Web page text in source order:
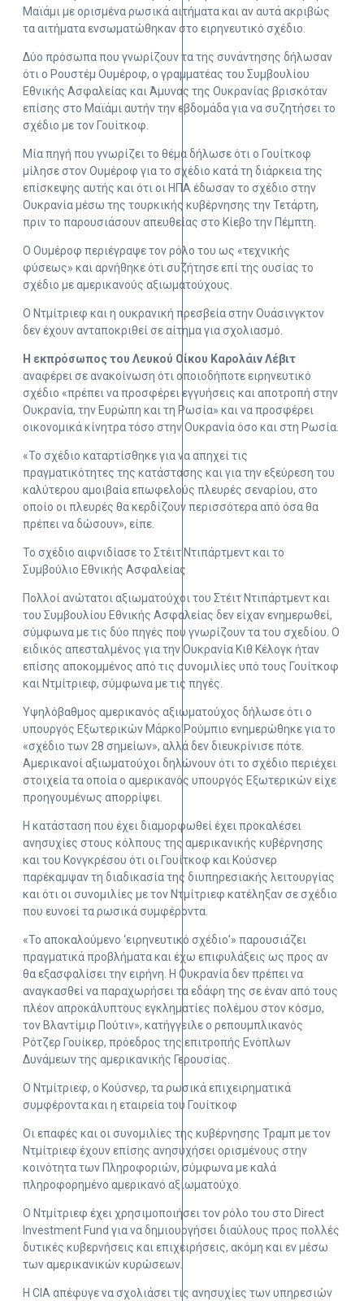
Μαϊάμι με ορισμένα ρωσικά αιτήματα και αν αυτά ακριβώς
τα αιτήματα ενσωματώθηκαν στο ειρηνευτικό σχέδιο.
Δύο πρόσωπα που γνωρίζουν τα της συνάντησης δήλωσαν
ότι ο Ρουστέμ Ουμέροφ, ο γραμματέας του Συμβουλίου
Εθνικής Ασφαλείας και Άμυνας της Ουκρανίας βρισκόταν
επίσης στο Μαϊάμι αυτήν την εβδομάδα για να συζητήσει το
σχέδιο με τον Γουίτκοφ.
Μία πηγή που γνωρίζει το θέμα δήλωσε ότι ο Γουίτκοφ
μίλησε στον Ουμέροφ για το σχέδιο κατά τη διάρκεια της
επίσκεψης αυτής και ότι οι ΗΠΑ έδωσαν το σχέδιο στην
Ουκρανία μέσω της τουρκικής κυβέρνησης την Τετάρτη,
πριν το παρουσιάσουν απευθείας στο Κίεβο την Πέμπτη.
Ο Ουμέροφ περιέγραψε τον ρόλο του ως «τεχνικής
φύσεως» και αρνήθηκε ότι συζήτησε επί της ουσίας το
σχέδιο με αμερικανούς αξιωματούχους.
Ο Ντμίτριεφ και η ουκρανική πρεσβεία στην Ουάσινγκτον
δεν έχουν ανταποκριθεί σε αίτημα για σχολιασμό.
Η εκπρόσωπος του Λευκού Οίκου Καρολάιν Λέβιτ
αναφέρει σε ανακοίνωση ότι οποιοδήποτε ειρηνευτικό
σχέδιο «πρέπει να προσφέρει εγγυήσεις και αποτροπή στην
Ουκρανία, την Ευρώπη και τη Ρωσία» και να προσφέρει
οικονομικά κίνητρα τόσο στην Ουκρανία όσο και στη Ρωσία.
«Το σχέδιο καταρτίσθηκε για να απηχεί τις
πραγματικότητες της κατάστασης και για την εξεύρεση του
καλύτερου αμοιβαία επωφελούς πλευρές σεναρίου, στο
οποίο οι πλευρές θα κερδίζουν περισσότερα από όσα θα
πρέπει να δώσουν», είπε.
Το σχέδιο αιφνιδίασε το Στέιτ Ντιπάρτμεντ και το
Συμβούλιο Εθνικής Ασφαλείας
Πολλοί ανώτατοι αξιωματούχοι του Στέιτ Ντιπάρτμεντ και
του Συμβουλίου Εθνικής Ασφαλείας δεν είχαν ενημερωθεί,
σύμφωνα με τις δύο πηγές που γνωρίζουν τα του σχεδίου. Ο
ειδικός απεσταλμένος για την Ουκρανία Κιθ Κέλογκ ήταν
επίσης αποκομμένος από τις συνομιλίες υπό τους Γουίτκοφ
και Ντμίτριεφ, σύμφωνα με τις πηγές.
Υψηλόβαθμος αμερικανός αξιωματούχος δήλωσε ότι ο
υπουργός Εξωτερικών Μάρκο Ρούμπιο ενημερώθηκε για το
«σχέδιο των 28 σημείων», αλλά δεν διευκρίνισε πότε.
Αμερικανοί αξιωματούχοι δηλώνουν ότι το σχέδιο περιέχει
στοιχεία τα οποία ο αμερικανός υπουργός Εξωτερικών είχε
προηγουμένως απορρίψει.
Η κατάσταση που έχει διαμορφωθεί έχει προκαλέσει
ανησυχίες στους κόλπους της αμερικανικής κυβέρνησης
και του Κονγκρέσου ότι οι Γουίτκοφ και Κούσνερ
παρέκαμψαν τη διαδικασία της διυπηρεσιακής λειτουργίας
και ότι οι συνομιλίες με τον Ντμίτριεφ κατέληξαν σε σχέδιο
που ευνοεί τα ρωσικά συμφέροντα.
«Το αποκαλούμενο ‘ειρηνευτικό σχέδιο’» παρουσιάζει
πραγματικά προβλήματα και έχω επιφυλάξεις ως προς αν
θα εξασφαλίσει την ειρήνη. Η Ουκρανία δεν πρέπει να
αναγκασθεί να παραχωρήσει τα εδάφη της σε έναν από τους
πλέον απροκάλυπτους εγκληματίες πολέμου στον κόσμο,
τον Βλαντίμιρ Πούτιν», κατήγγειλε ο ρεπουμπλικανός
Ρότζερ Γουίκερ, πρόεδρος της επιτροπής Ενόπλων
Δυνάμεων της αμερικανικής Γερουσίας.
Ο Ντμίτριεφ, ο Κούσνερ, τα ρωσικά επιχειρηματικά
συμφέροντα και η εταιρεία του Γουίτκοφ
Οι επαφές και οι συνομιλίες της κυβέρνησης Τραμπ με τον
Ντμίτριεφ έχουν επίσης ανησυχήσει ορισμένους στην
κοινότητα των Πληροφοριών, σύμφωνα με καλά
πληροφορημένο αμερικανό αξιωματούχο.
Ο Ντμίτριεφ έχει χρησιμοποιήσει τον ρόλο του στο Direct
Investment Fund για να δημιουργήσει διαύλους προς πολλές
δυτικές κυβερνήσεις και επιχειρήσεις, ακόμη και εν μέσω
των αμερικανικών κυρώσεων.
Η CIA απέφυγε να σχολιάσει τις ανησυχίες των υπηρεσιών